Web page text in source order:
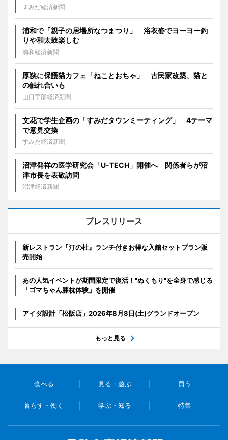
すみだ経済新聞
浦和で「親子の居場所なつまつり」 浴衣姿でヨーヨー釣
りや和太鼓楽しむ
浦和経済新聞
厚狭に保護猫カフェ「ねことおちゃ」 古民家改築、猫と
の触れ合いも
山口宇部経済新聞
文花で学生企画の「すみだタウンミーティング」 4テーマ
で意見交換
すみだ経済新聞
沼津発祥の医学研究会「U-TECH」開催へ 関係者らが沼
津市長を表敬訪問
沼津経済新聞
プレスリリース
新レストラン『汀の杜』ランチ付きお得な入館セットプラン販
売開始
あの人気イベントが期間限定で復活！"ぬくもり"を全身で感じる
「ゴマちゃん膝枕体験」を開催
アイダ設計「松阪店」2026年8月8日(土)グランドオープン
もっと見る
食べる 見る・遊ぶ 買う
暮らす・働く 学ぶ・知る 特集